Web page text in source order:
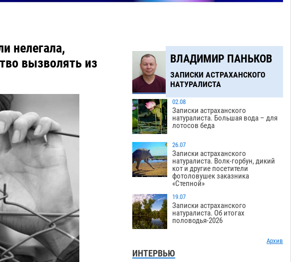
нелегала,
вызволять из
ВЛАДИМИР ПАНЬКОВ
ЗАПИСКИ АСТРАХАНСКОГО
НАТУРАЛИСТА
02.08
Записки астраханского
натуралиста. Большая вода – для
лотосов беда
26.07
Записки астраханского
натуралиста. Волк-горбун, дикий
кот и другие посетители
фотоловушек заказника
«Степной»
19.07
Записки астраханского
натуралиста. Об итогах
половодья-2026
Архив
ИНТЕРВЬЮ